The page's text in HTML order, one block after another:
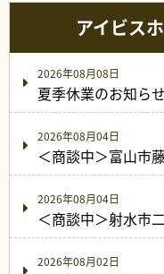
アイビス
2026年08月08日
夏季休業のお知らせ
2026年08月04日
＜商談中＞富山市
2026年08月04日
＜商談中＞射水市
2026年08月02日